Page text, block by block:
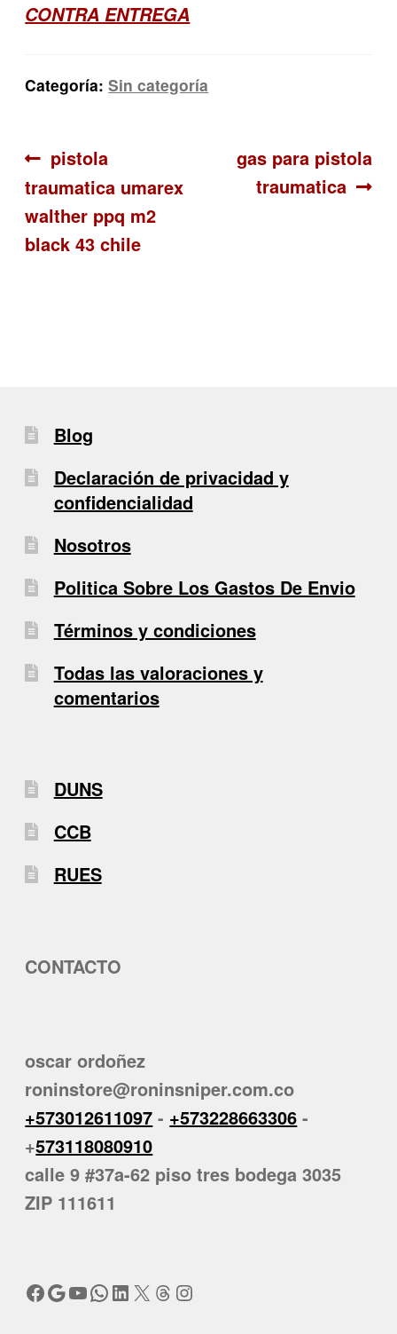
CONTRA ENTREGA
Categoría:Sin categoría
Navegación
de
entradas
Anterior:
pistola
traumatica umarex
walther ppq m2
black 43 chile
Siguiente:
gas para pistola
traumatica
Blog
Declaración de privacidad y
confidencialidad
Nosotros
Politica Sobre Los Gastos De Envio
Términos y condiciones
Todas las valoraciones y
comentarios
DUNS
CCB
RUES
CONTACTO
oscar ordoñez
roninstore@roninsniper.com.co
+573012611097 - +573228663306 -
+573118080910
calle 9 #37a-62 piso tres bodega 3035
ZIP 111611
Facebook
Google
YouTube
WhatsApp
LinkedIn
X Threads
Instagram